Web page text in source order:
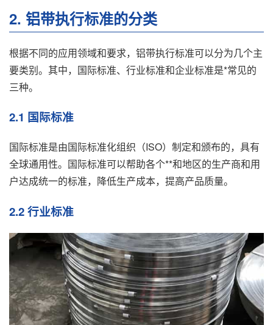
2. 铝带执行标准的分类
根据不同的应用领域和要求，铝带执行标准可以分为几个主
要类别。其中，国际标准、行业标准和企业标准是*常见的
三种。
2.1 国际标准
国际标准是由国际标准化组织（ISO）制定和颁布的，具有
全球通用性。国际标准可以帮助各个**和地区的生产商和用
户达成统一的标准，降低生产成本，提高产品质量。
2.2 行业标准